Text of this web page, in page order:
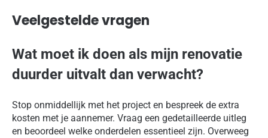
Veelgestelde vragen
Wat moet ik doen als mijn renovatie
duurder uitvalt dan verwacht?
Stop onmiddellijk met het project en bespreek de extra
kosten met je aannemer. Vraag een gedetailleerde uitleg
en beoordeel welke onderdelen essentieel zijn. Overweeg